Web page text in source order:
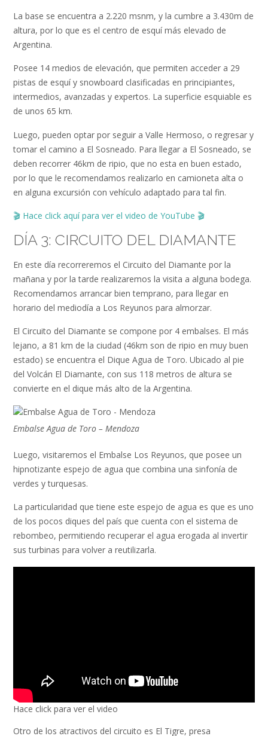
La base se encuentra a 2.220 msnm, y la cumbre a 3.430m de
altura, por lo que es el centro de esquí más elevado de
Argentina.
Posee 14 medios de elevación, que permiten acceder a 29
pistas de esquí y snowboard clasificadas en principiantes,
intermedios, avanzadas y expertos. La superficie esquiable es
de unos 65 km.
Luego, pueden optar por seguir a Valle Hermoso, o regresar y
tomar el camino a El Sosneado. Para llegar a El Sosneado, se
deben recorrer 46km de ripio, que no esta en buen estado,
por lo que le recomendamos realizarlo en camioneta alta o
en alguna excursión con vehículo adaptado para tal fin.
🎬 Hace click aquí para ver el video de YouTube 🎬
DÍA 3: CIRCUITO DEL DIAMANTE
En este día recorreremos el Circuito del Diamante por la
mañana y por la tarde realizaremos la visita a alguna bodega.
Recomendamos arrancar bien temprano, para llegar en
horario del mediodía a Los Reyunos para almorzar.
El Circuito del Diamante se compone por 4 embalses. El más
lejano, a 81 km de la ciudad (46km son de ripio en muy buen
estado) se encuentra el Dique Agua de Toro. Ubicado al pie
del Volcán El Diamante, con sus 118 metros de altura se
convierte en el dique más alto de la Argentina.
Embalse Agua de Toro – Mendoza
Luego, visitaremos el Embalse Los Reyunos, que posee un
hipnotizante espejo de agua que combina una sinfonía de
verdes y turquesas.
La particularidad que tiene este espejo de agua es que es uno
de los pocos diques del país que cuenta con el sistema de
rebombeo, permitiendo recuperar el agua erogada al invertir
sus turbinas para volver a reutilizarla.
Hace click para ver el video
Otro de los atractivos del circuito es El Tigre, presa